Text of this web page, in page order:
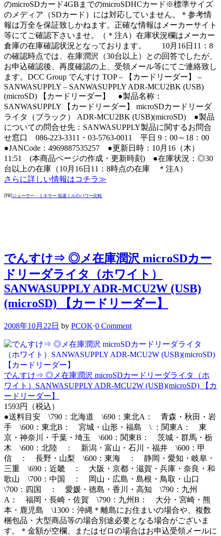
のmicroSDカード4GBまでのmicroSDHCカード※標準サイズ
のメディア（SDカード）には対応していません。＊参考情
報は万全を保証致しかねます。正確な情報はメーカーサイト
等にてご確認下さいませ。（＊注A）在庫状況欄はメーカー
倉庫の在庫確認状況となっております。 10月16日11：8
の確認時点では、在庫潤沢（30台以上）との回答でしたが、
お申込確認後、再度確認の上、受領メール等にてご連絡致し
ます。DCC Group でんすけ TOP – 【カードリーダー】 –
SANWASUPPLY – SANWASUPPLY ADR-MCU2BK (USB)
(microSD) 【カードリーダー】 ●製品名称：
SANWASUPPLY 【カードリーダー】 microSDカードリーダ
ライタ（ブラック） ADR-MCU2BK (USB)(microSD) ●製品
についての問合せ先：SANWASUPPLY製品に関するお問合
せ窓口 086-223-3311・03-5763-0011 平日 9：00～18：00
●JANCode：4969887535257 ●更新日時：10月16（木）
11:51 (本商品ページの作成・更新時刻) ●在庫状況：◎30
台以上の在庫（10月16日11：8時点の在庫 ＊注A）
さらに詳しい情報はコチラ≫
[PR] ジューサー・ミキサー 低速ミルのパワー比較
でんすけ⇒ ◎メ在庫潤沢 microSDカー
ドリーダライタ（ホワイト）
SANWASUPPLY ADR-MCU2W (USB)
(microSD) 【カードリーダー】
2008年10月22日 by PCOK·0 Comment
でんすけ⇒ ◎メ在庫潤沢 microSDカードリーダライタ（ホ
ワイト）SANWASUPPLY ADR-MCU2W (USB)(microSD) 【カ
ードリーダー】
1593円（税込）
●送料目安 \790：北海道 \690：東北A： 青森・秋田・岩
手 \600：東北B： 宮城・山形・福島 \ ：関東A： 東
京・神奈川・千葉・埼玉 \600：関東B： 茨城・群馬・栃
木 \600：北陸 ： 新潟・富山・石川・福井 \600：甲
信 ： 長野・山梨 \600：東海 ： 静岡・愛知・岐阜・
三重 \690：近畿 ： 大阪・京都・滋賀・兵庫・奈良・和
歌山 \700：中国 ： 岡山・広島・島根・鳥取・山口
\700：四国 ： 愛媛・徳島・香川・高知 \790：九州
A： 福岡・長崎・佐賀 \790：九州B： 大分・宮崎・熊
本・鹿児島 \1300：沖縄＊離島にお住まいの場合や、複数
梱包品・大型商品等の場合別途必要となる場合がございま
す。＊金額が空欄、またはゼロの場合はお申込受領メールに